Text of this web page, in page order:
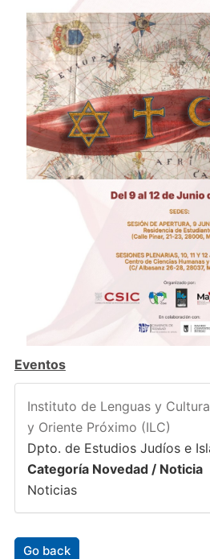
Eventos
Instituto de Lenguas y
y Oriente Próximo (ILC)
Dpto. de Estudios Judíos e
Categoría Novedad / Noticia
Noticias
Go back